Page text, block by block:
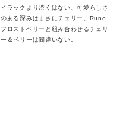
イラックより渋くはない、可愛らしさ
のある深みはまさにチェリー。Runo
フロストベリーと組み合わせるチェリ
ー＆ベリーは間違いない。